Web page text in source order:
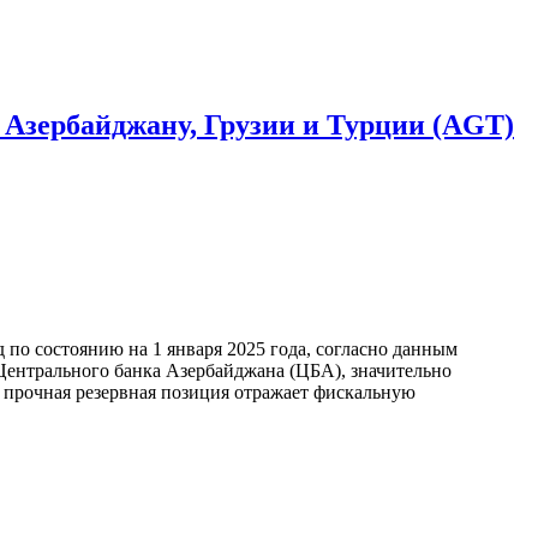
Грузии и Турции (AGT)
состоянию на 1 января 2025 года, согласно данным
банка Азербайджана (ЦБА), значительно
резервная позиция отражает фискальную